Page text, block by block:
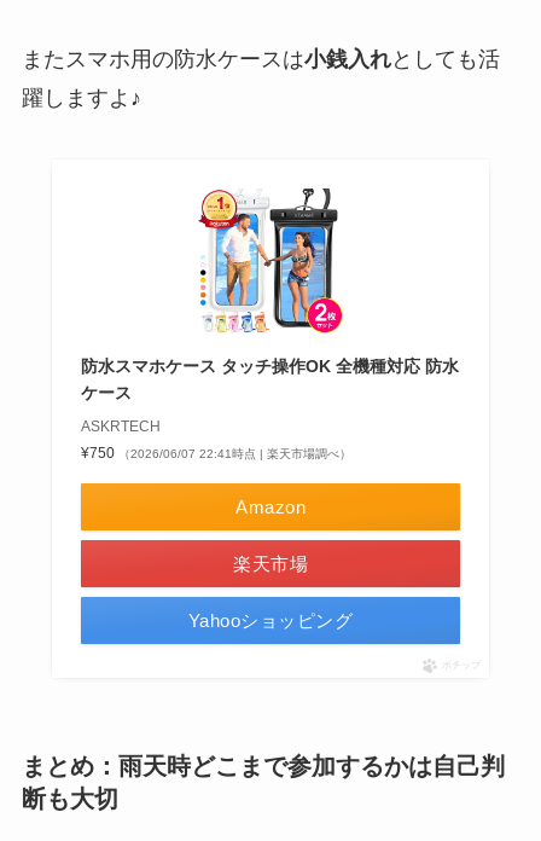
またスマホ用の防水ケースは小銭入れとしても活
躍しますよ♪
防水スマホケース タッチ操作OK 全機種対応 防水
ケース
ASKRTECH
¥750
（2026/06/07 22:41時点 | 楽天市場調べ）
Amazon
楽天市場
Yahooショッピング
ポチップ
まとめ：雨天時どこまで参加するかは自己判
断も大切